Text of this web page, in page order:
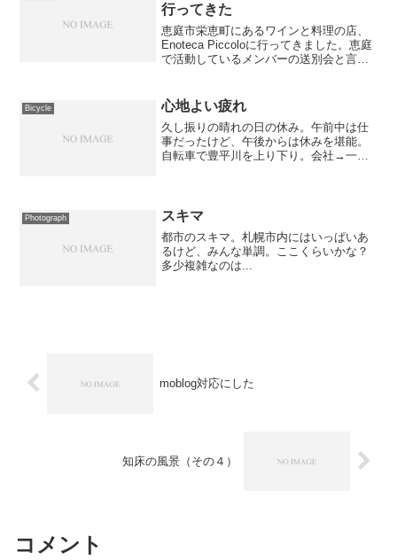
行ってきた
恵庭市栄恵町にあるワインと料理の店、
Enoteca Piccoloに行ってきました。恵庭
で活動しているメンバーの送別会と言う
す。店内はカウンター席7席しかないの
で、どうし...
Bicycle 心地よい疲れ
久し振りの晴れの日の休み。午前中は仕
事だったけど、午後からは休みを堪能。
自転車で豊平川を上り下り。会社→一条
うコース。GPS持って行...
Photograph スキマ
都市のスキマ。札幌市内にはいっぱいあ
るけど、みんな単調。ここくらいかな？
多少複雑なのは...
moblog対応にした
知床の風景（その４）
コメント